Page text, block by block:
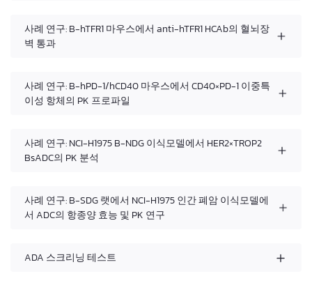
사례 연구: B-hTFR1 마우스에서 anti-hTFR1 HCAb의 혈뇌장
벽 통과
사례 연구: B-hPD-1/hCD40 마우스에서 CD40×PD-1 이중특
이성 항체의 PK 프로파일
사례 연구: NCI-H1975 B-NDG 이식모델에서 HER2×TROP2
BsADC의 PK 분석
사례 연구: B-SDG 랫에서 NCI-H1975 인간 폐암 이식모델에
서 ADC의 항종양 효능 및 PK 연구
ADA 스크리닝 테스트